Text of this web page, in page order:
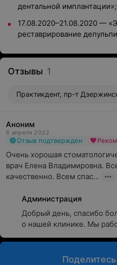
дентальной имплантации»;
17.08.2020–21.08.2020 —
реставрирование
Отзывы 1
Практикдент, пр-т
Аноним
6 апреля 2022
Отзыв подтвержден
Очень хорошая
врач Елена Владимировна.
качественно. Всем спас...
Администрация
Добрый день, спасибо
о нашей клинике. Мы